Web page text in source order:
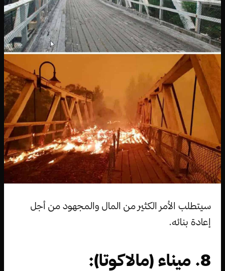
سيتطلب الأمر الكثير من المال والمجهود من أجل
إعادة بنائه.
8. ميناء (مالاكوتا):